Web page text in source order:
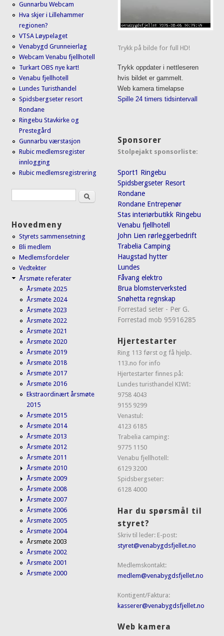
Gunnarbu Webcam
Hva skjer i Lillehammer
regionen?
VTSA Løypelaget
Venabygd Grunneierlag
Webcam Venabu fjellhotell
Turkart OBS nye kart!
Venabu fjellhotell
Lundes Turisthandel
Spidsbergseter resort
Rondane
Ringebu Stavkirke og
Prestegård
Gunnarbu værstasjon
Rubic medlemsregister
innlogging
Rubic medlemsregistrering
SøkeskjemaSøk
Hovedmeny
Styrets sammensetning
Bli medlem
Medlemsfordeler
Vedtekter
Årsmøte referater
Årsmøte 2025
Årsmøte 2024
Årsmøte 2023
Årsmøte 2022
Årsmøte 2021
Årsmøte 2020
Årsmøte 2019
Årsmøte 2018
Årsmøte 2017
Årsmøte 2016
Ekstraordinært årsmøte
2015
Årsmøte 2015
Årsmøte 2014
Årsmøte 2013
Årsmøte 2012
Årsmøte 2011
Årsmøte 2010
Årsmøte 2009
Årsmøte 2008
Årsmøte 2007
Årsmøte 2006
Årsmøte 2005
Årsmøte 2004
Årsmøte 2003
Årsmøte 2002
Årsmøte 2001
Årsmøte 2000
Trykk på bilde for full HD!
Trykk oppdater i nettleseren
hvis bildet er gammelt.
Web kamera timelapse
Spille 24 timers tidsintervall
Sponsorer
Stolpejakt sponsorliste:
Sport1 Ringebu
Spidsbergseter Resort
Rondane
Rondane Entrepenør
Stas interiørbutikk Ringebu
Venabu fjellhotell
John Lien rørleggerbedrift
Trabelia Camping
Haugstad hytter
Lundes
Fåvang elektro
Brua blomsterverksted
Snøhetta regnskap
Forrestad seter - Per G.
Forrestad mob 95916285
Hjertestarter
Ring 113 først og få hjelp.
113.no for info
Hjertestarter finnes på:
Lundes turisthandel KIWI:
9758 4043
9155 9299
Venastul:
4123 6185
Trabelia camping:
9775 1150
Venabu fjellhotell:
6129 3200
Spidsbergseter:
6128 4000
Har du spørsmål til
styret?
Skriv til leder: E-post:
styret@venabygdsfjellet.no
Medlemskontakt:
medlem@venabygdsfjellet.no
Kontigent/Faktura:
kasserer@venabygdsfjellet.no
Web kamera